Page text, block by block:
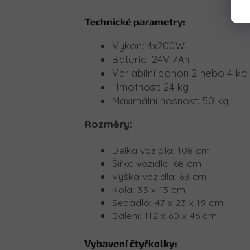
Technické parametry:
Výkon: 4x200W
Baterie: 24V 7Ah
Variabilní pohon 2 nebo 4 kol
Hmotnost: 24 kg
Maximální nosnost: 50 kg
Rozměry:
Délka vozidla: 108 cm
Šířka vozidla: 68 cm
Výška vozidla: 68 cm
Kola: 33 x 13 cm
Sedadlo: 47 x 23 x 19 cm
Balení: 112 x 60 x 46 cm
Vybavení čtyřkolky: